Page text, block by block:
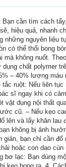
cần tìm cách
hiệu quả, nhanh
những nguyên liệu
có thể thổi bong
mà không nuốt.
chất polymer
– 40% lượng
ruột: Nếu liên
sĩ ngay khi có
vật dụng nội thất
cũ. – Nếu kẹo
lên và lấy khăn lau
không bị ảnh
bạn chỉ cần
hoặc con dao
bơ lạc: Bạn dùng